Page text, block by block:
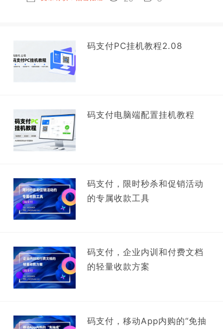
码支付PC挂机教程2.08
码支付电脑端配置挂机教程
码支付，限时秒杀和促销活动
的专属收款工具
码支付，企业内训和付费文档
的轻量收款方案
码支付，移动App内购的“免抽